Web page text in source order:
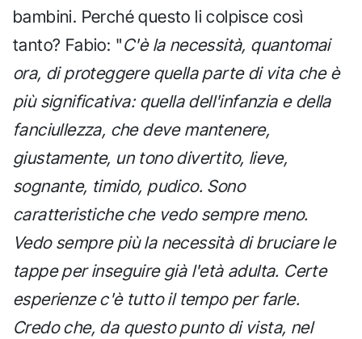
bambini. Perché questo li colpisce così
tanto? Fabio: "C'è la necessità, quantomai
ora, di proteggere quella parte di vita che è
più significativa: quella dell'infanzia e della
fanciullezza, che deve mantenere,
giustamente, un tono divertito, lieve,
sognante, timido, pudico. Sono
caratteristiche che vedo sempre meno.
Vedo sempre più la necessità di bruciare le
tappe per inseguire già l'età adulta. Certe
esperienze c'è tutto il tempo per farle.
Credo che, da questo punto di vista, nel